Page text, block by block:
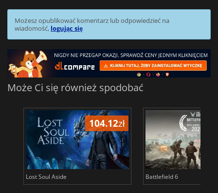
Możesz opublikować komentarz lub odpowiedzieć na
wiadomość, logując się
Może Ci się również spodobać
104.12zł
Lost Soul Aside Battlefield 6